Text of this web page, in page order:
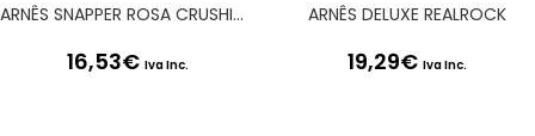
ARNÊS SNAPPER ROSA CRUSHIOUS
16,53€ Iva Inc.
ARNÊS DELUXE REALROCK
19,29€ Iva Inc.